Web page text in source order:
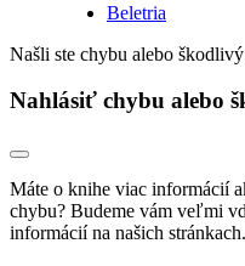
Beletria
Našli ste chybu alebo škodlivý
Nahlásiť chybu alebo
Máte o knihe viac informácií
chybu? Budeme vám veľmi
informácií na našich stránkach.